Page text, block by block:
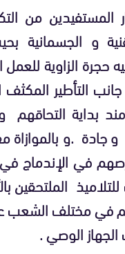
المستفيدين من
و الجسمانية
حجرة الزاوية للعمل
جانب التأطير
بداية
جادة .و بالموازاة
في الإندماج في
الملتحقين
في مختلف الشعب
الوصي .